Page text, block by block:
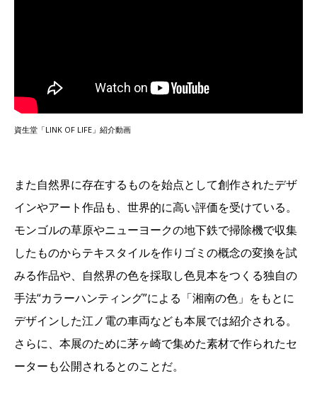
資生堂「LINK OF LIFE」紹介動画
また自然界に存在するものを始点として創作されたデザ
インやアート作品も、世界的に高い評価を受けている。
モンゴルの草原やニューヨークの地下鉄で掃除機で収集
したものからテキスタイルを作りゴミの概念の変換を試
みる作品や、自然界の色を採取し色見本をつくる独自の
手法“カラーハンティング”による「湘南の色」をもとに
デザインした江ノ電の車両なども本展では紹介される。
さらに、本展のために茅ヶ崎で集めた素材で作られたセ
ーターも公開されるとのことだ。